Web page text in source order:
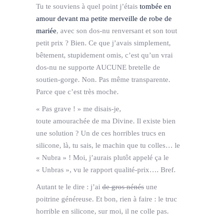
Tu te souviens à quel point j’étais tombée en
amour devant ma petite merveille de robe de
mariée, avec son dos-nu renversant et son tout
petit prix ? Bien. Ce que j’avais simplement,
bêtement, stupidement omis, c’est qu’un vrai
dos-nu ne supporte AUCUNE bretelle de
soutien-gorge. Non. Pas même transparente.
Parce que c’est très moche.
« Pas grave ! » me disais-je,
toute amourachée de ma Divine. Il existe bien
une solution ? Un de ces horribles trucs en
silicone, là, tu sais, le machin que tu colles… le
« Nubra » ! Moi, j’aurais plutôt appelé ça le
« Unbras », vu le rapport qualité-prix…. Bref.
Autant te le dire : j’ai de gros nénés une
poitrine généreuse. Et bon, rien à faire : le truc
horrible en silicone, sur moi, il ne colle pas.